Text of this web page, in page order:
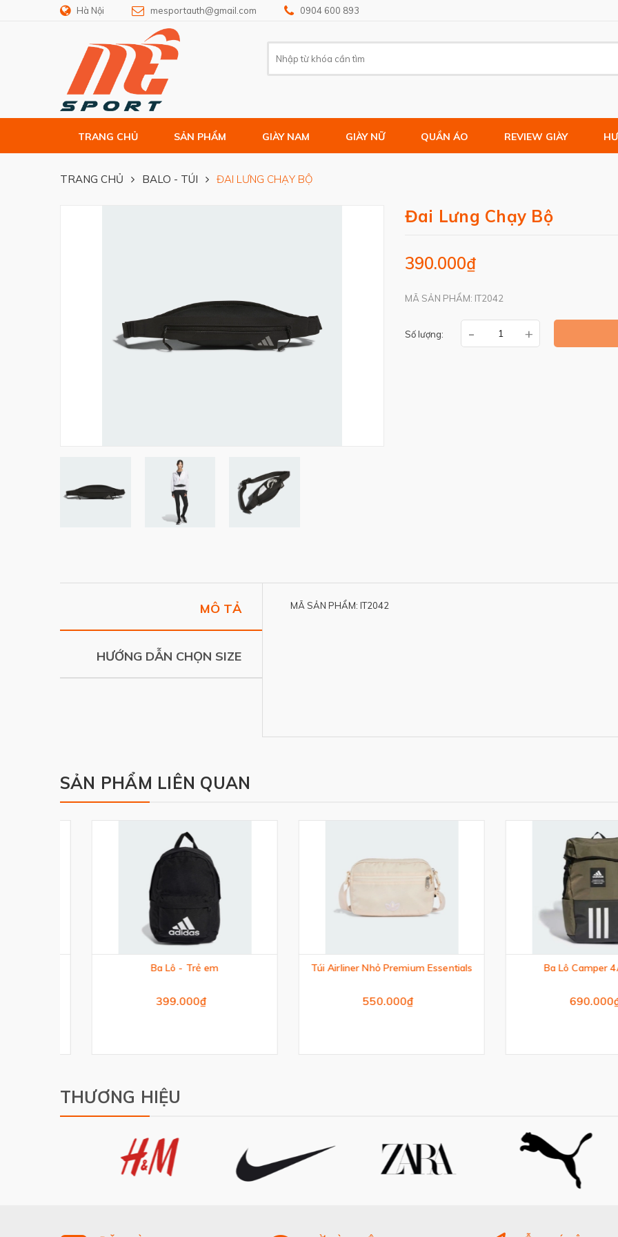
Hà Nội mesportauth@gmail.com 0904 600 893
TRANG CHỦ SẢN PHẨM GIÀY NAM GIÀY NỮ QUẦN ÁO REVIEW GIÀY
TRANG CHỦ BALO - TÚI ĐAI LƯNG CHẠY BỘ
Đai Lưng Chạy Bộ
390.000₫
MÃ SẢN PHẨM: IT2042
Số lượng: - +
MÔ TẢ
HƯỚNG DẪN CHỌN SIZE
MÃ SẢN PHẨM: IT2042
SẢN PHẨM LIÊN QUAN
Ba Lô - Trẻ em
399.000₫
Túi Airliner Nhỏ Premium Essentials
550.000₫
Ba Lô Camper
690.000₫
THƯƠNG HIỆU